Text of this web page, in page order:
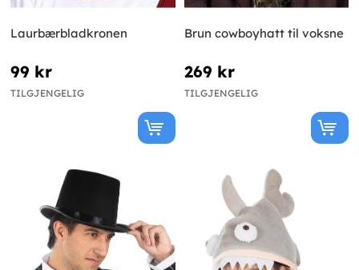
Laurbærbladkronen
99 kr
TILGJENGELIG
Brun cowboyhatt til voksne
269 kr
TILGJENGELIG